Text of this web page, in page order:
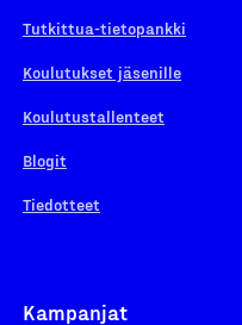
Tutkittua-tietopankki
Koulutukset jäsenille
Koulutustallenteet
Blogit
Tiedotteet
Kampanjat